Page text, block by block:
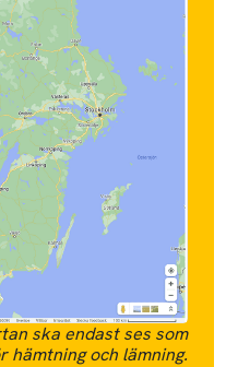
ska endast ses som
och lämning.